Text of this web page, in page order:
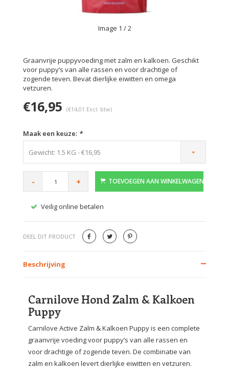
Image 1 / 2
Graanvrije puppyvoeding met zalm en kalkoen. Geschikt
voor puppy’s van alle rassen en voor drachtige of
zogende teven. Bevat dierlijke eiwitten en omega
vetzuren.
€16,95 (€14,01 Excl. btw)
Maak een keuze: *
Gewicht: 1.5 KG - €16,95
- + TOEVOEGEN AAN WINKELWAGEN
Veilig online betalen
DEEL DIT PRODUCT
Beschrijving
Carnilove Hond Zalm & Kalkoen
Puppy
Carnilove Active Zalm & Kalkoen Puppy is een complete
graanvrije voeding voor puppy’s van alle rassen en
voor drachtige of zogende teven. De combinatie van
zalm en kalkoen levert dierlijke eiwitten en vetzuren.